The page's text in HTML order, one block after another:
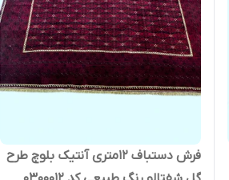
فرش دستباف 12متری آنتیک بلوچ طرح